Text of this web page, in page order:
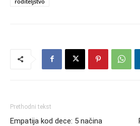
Prethodni tekst
Empatija kod dece: 5 načina